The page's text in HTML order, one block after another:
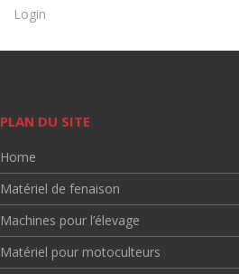
Login
PLAN DU SITE
Home
Matériel de fenaison
Machines pour l’élevage
Matériel pour motoculteurs